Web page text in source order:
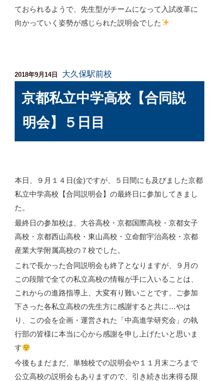
ておられるようで、先生型がチームになって入試改革に
向かっていく姿勢が感じられた説明会でした
投
日:
2018年9月14日 大久保駅前校
京都私立中学高校【合同説
明会】５日目
本日、９月１４日(金)ですが、５日間にも及びました京都
私立中学高校【合同説明会】の最終日に参加してきまし
た。
最終日の参加校は、大谷高校・京都国際高校・京都女子
高校・京都西山高校・東山高校・立命館宇治高校・京都
産業大学附属高校の７校でした。
これで長かった合同説明会も終了となりますが、９月の
この段階で全ての私立高校の情報が手に入いることは、
これからの進路指導上、大変有り難いことです。ご参加
下さった各私立高校の先生方に感謝すると共に…やは
り、この会を企画・運営された「中高進学研究会」の執
行部の皆様に本当に心から感謝を申し上げたいと思いま
す
今後もまだまだ、単独校での説明会や１１月末ごろまで
公立高校の説明会もありますので、引き続き出来得る限